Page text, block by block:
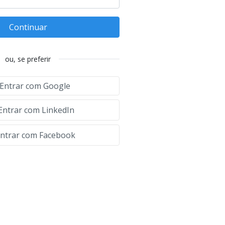
Continuar
ou, se preferir
com Google
com LinkedIn
com Facebook